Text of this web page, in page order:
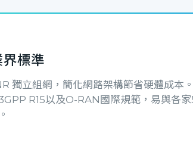
標準
獨立組網，簡化網路架構節省硬體成本。
R15以及O-RAN國際規範，易與各